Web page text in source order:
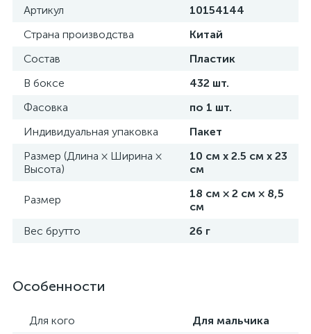
Артикул
10154144
Страна производства
Китай
Состав
Пластик
В боксе
432 шт.
Фасовка
по 1 шт.
Индивидуальная упаковка
Пакет
Размер (Длина × Ширина ×
Высота)
10 см х 2.5 см х 23
см
Размер
18 см × 2 см × 8,5
см
Вес брутто
26 г
Особенности
Для кого Для мальчика